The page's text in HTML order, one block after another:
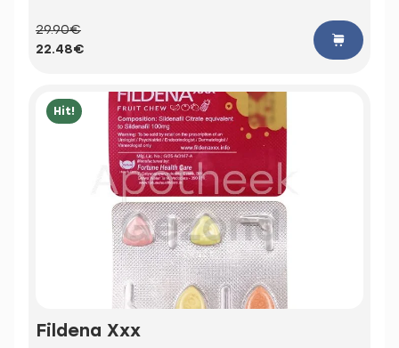
29.90€
22.48€
Hit!
Fildena Xxx